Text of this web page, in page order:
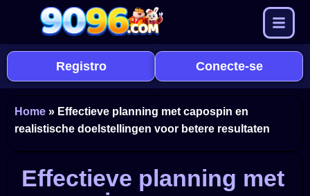
Registro Conecte-se
Home » Effectieve planning met capospin en
realistische doelstellingen voor betere resultaten
Effectieve planning met